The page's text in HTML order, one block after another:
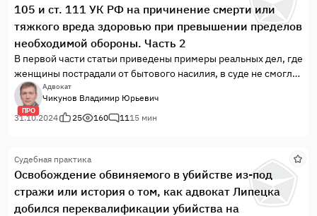
105 и ст. 111 УК РФ на причинение смерти или
тяжкого вреда здоровью при превышении пределов
необходимой обороны. Часть 2
В первой части статьи приведены примеры реальных дел, где
женщины пострадали от бытового насилия, в суде не смогли
доказать, что защищались и «переборщили» с обороной. Все
осуждены по ст. 111 УК РФ и ст. 105 УК РФ. Вторая
часть статьи содержит рекомендации по доказыванию,
ПРО
Адвокат
Чикунов Владимир Юрьевич
31.10.2024
25 160 1115 мин
Судебная практика
Освобождение обвиняемого в убийстве из-под
стражи или история о том, как адвокат Липецка
добился переквалификации убийства на